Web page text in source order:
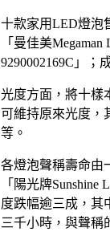
十款家用LED燈泡
「曼佳美Megaman
9290002169C 」；
光度方面，將十樣
可維持原來光度，
等。
各燈泡聲稱壽命由
「陽光牌Sunshine
度跌幅逾三成，其
三千小時，與聲稱